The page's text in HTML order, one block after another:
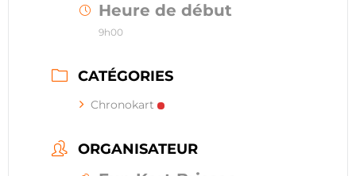
Heure de début
9h00
CATÉGORIES
Chronokart
ORGANISATEUR